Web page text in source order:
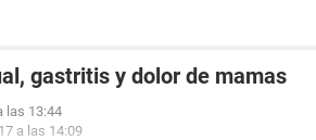
gastritis y dolor de mamas
las 13:44
a las 14:09